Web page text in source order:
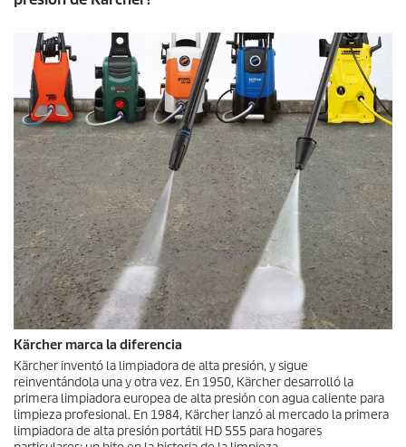
Kärcher marca la diferencia
Kärcher inventó la limpiadora de alta presión, y sigue
reinventándola una y otra vez. En 1950, Kärcher desarrolló la
primera limpiadora europea de alta presión con agua caliente para
limpieza profesional. En 1984, Kärcher lanzó al mercado la primera
limpiadora de alta presión portátil HD 555 para hogares